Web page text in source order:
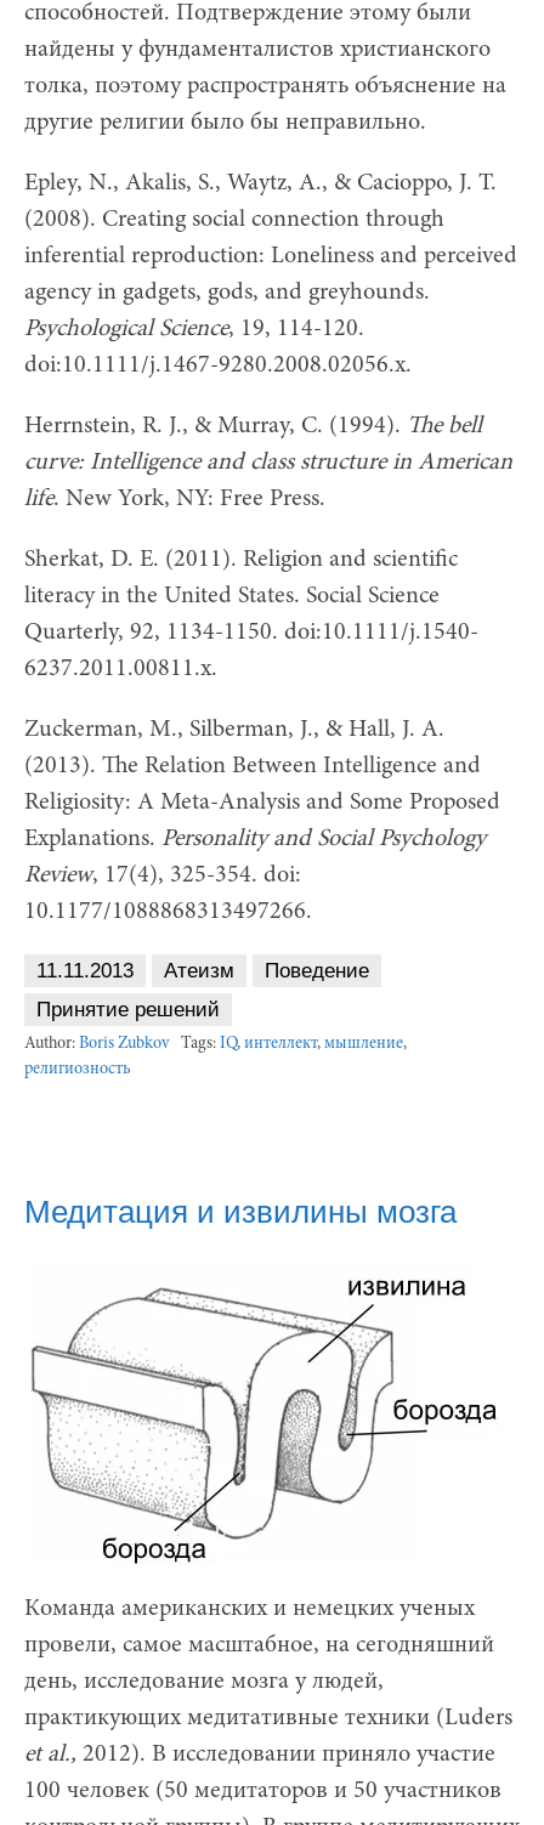
способностей. Подтверждение этому были
найдены у фундаменталистов христианского
толка, поэтому распространять объяснение на
другие религии было бы неправильно.
Epley, N., Akalis, S., Waytz, A., & Cacioppo, J. T.
(2008). Creating social connection through
inferential reproduction: Loneliness and perceived
agency in gadgets, gods, and greyhounds.
Psychological Science, 19, 114-120.
doi:10.1111/j.1467-9280.2008.02056.x.
Herrnstein, R. J., & Murray, C. (1994). The bell
curve: Intelligence and class structure in American
life. New York, NY: Free Press.
Sherkat, D. E. (2011). Religion and scientific
literacy in the United States. Social Science
Quarterly, 92, 1134-1150. doi:10.1111/j.1540-
6237.2011.00811.x.
Zuckerman, M., Silberman, J., & Hall, J. A.
(2013). The Relation Between Intelligence and
Religiosity: A Meta-Analysis and Some Proposed
Explanations. Personality and Social Psychology
Review, 17(4), 325-354. doi:
10.1177/1088868313497266.
11.11.2013 Атеизм
Поведение
Принятие решений
Author: Boris Zubkov Tags: IQ, интеллект, мышление,
религиозность
Медитация и извилины мозга
Команда американских и немецких ученых
провели, самое масштабное, на сегодняшний
день, исследование мозга у людей,
практикующих медитативные техники (Luders
et al., 2012). В исследовании приняло участие
100 человек (50 медитаторов и 50 участников